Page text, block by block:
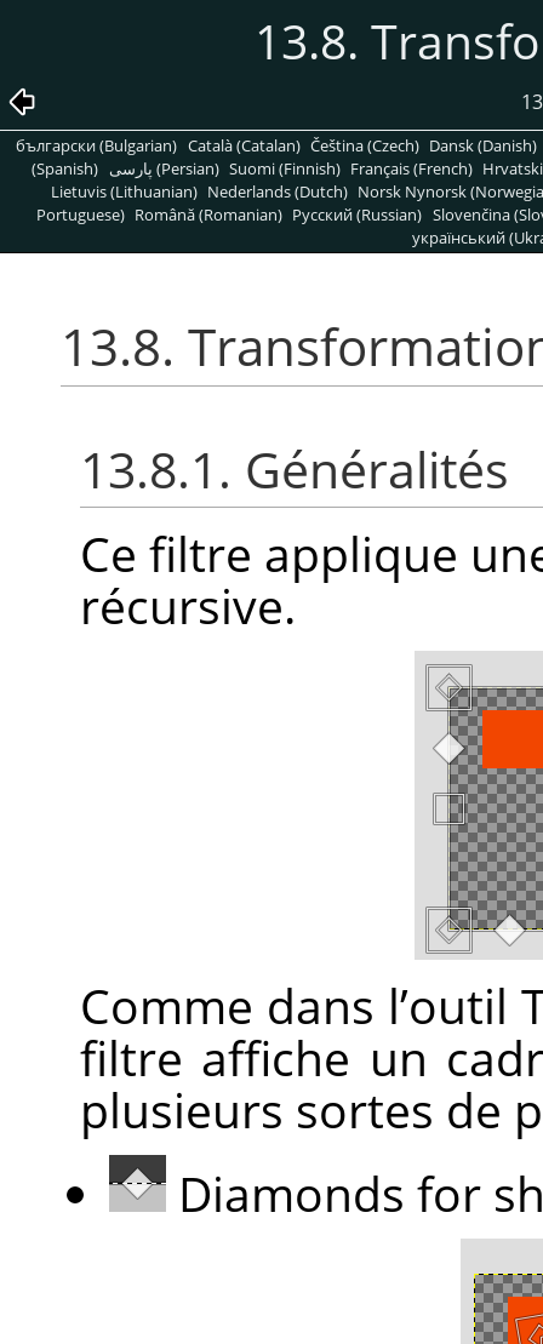
13.8.
български (Bulgarian) Català (Catalan) Čeština (Czech) Dansk (Danish)
(Spanish)
پارسی (Persian) Suomi (Finnish) Français (French)
Lietuvis (Lithuanian) Nederlands (Dutch) Norsk Nynorsk
Portuguese) Română (Romanian) Pусский (Russian) Slovenčina
український
13.8.
13.8.1. Généralités
Ce filtre applique
récursive.
Comme dans
filtre affiche un
plusieurs sortes de
Diamonds for